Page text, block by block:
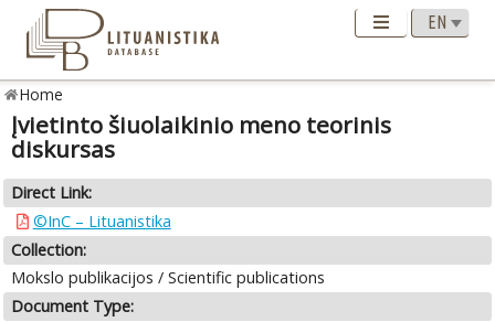
Home
Įvietinto šiuolaikinio meno teorinis
diskursas
Direct Link:
©InC – Lituanistika
Collection:
Mokslo publikacijos / Scientific publications
Document Type: